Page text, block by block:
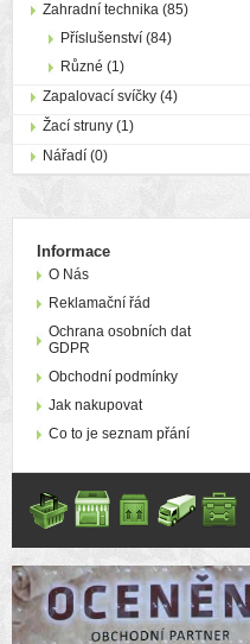
Zahradní technika (85)
Příslušenství (84)
Různé (1)
Zapalovací svíčky (4)
Žací struny (1)
Nářadí (0)
Informace
O Nás
Reklamační řád
Ochrana osobních dat
GDPR
Obchodní podmínky
Jak nakupovat
Co to je seznam přání